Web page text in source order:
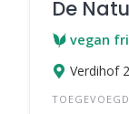
De
vegan
Verdihof